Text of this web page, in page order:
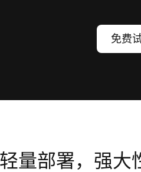
免费
量部署，强